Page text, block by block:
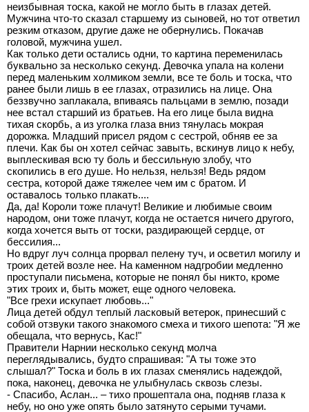
неизбывная тоска, какой не могло быть в глазах детей.
Мужчина что-то сказал старшему из сыновей, но тот ответил
резким отказом, другие даже не обернулись. Покачав
головой, мужчина ушел.
Как только дети остались одни, то картина переменилась
буквально за несколько секунд. Девочка упала на колени
перед маленьким холмиком земли, все те боль и тоска, что
ранее были лишь в ее глазах, отразились на лице. Она
беззвучно заплакала, впиваясь пальцами в землю, позади
нее встал старший из братьев. На его лице была видна
тихая скорбь, а из уголка глаза вниз тянулась мокрая
дорожка. Младший присел рядом с сестрой, обняв ее за
плечи. Как бы он хотел сейчас завыть, вскинув лицо к небу,
выплескивая всю ту боль и бессильную злобу, что
скопились в его душе. Но нельзя, нельзя! Ведь рядом
сестра, которой даже тяжелее чем им с братом. И
оставалось только плакать....
Да, да! Короли тоже плачут! Великие и любимые своим
народом, они тоже плачут, когда не остается ничего другого,
когда хочется выть от тоски, раздирающей сердце, от
бессилия...
Но вдруг луч солнца прорвал пелену туч, и осветил могилу и
троих детей возле нее. На каменном надгробии медленно
проступали письмена, которые не понял бы никто, кроме
этих троих и, быть может, еще одного человека.
"Все грехи искупает любовь..."
Лица детей обдул теплый ласковый ветерок, принесший с
собой отзвуки такого знакомого смеха и тихого шепота: "Я же
обещала, что вернусь, Кас!"
Правители Нарнии несколько секунд молча
переглядывались, будто спрашивая: "А ты тоже это
слышал?" Тоска и боль в их глазах сменялись надеждой,
пока, наконец, девочка не улыбнулась сквозь слезы.
- Спасибо, Аслан... – тихо прошептала она, подняв глаза к
небу, но оно уже опять было затянуто серыми тучами.